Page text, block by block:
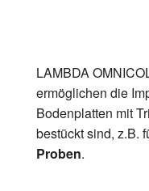
LAMBDA
ermöglichen die
Bodenplatten mit
bestückt sind, z.B.
Proben.